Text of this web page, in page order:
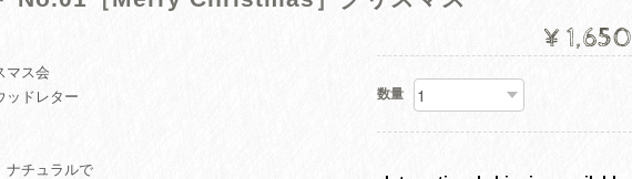
マス会
ッドレター
ナチュラルで
¥1,650
数量